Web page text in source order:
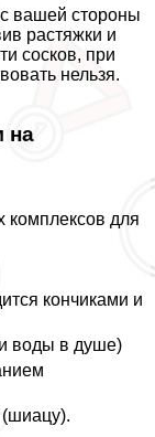
вашей стороны
растяжки и
сосков, при
нельзя.
на
комплексов для
кончиками и
воды в душе)
(шиацу).